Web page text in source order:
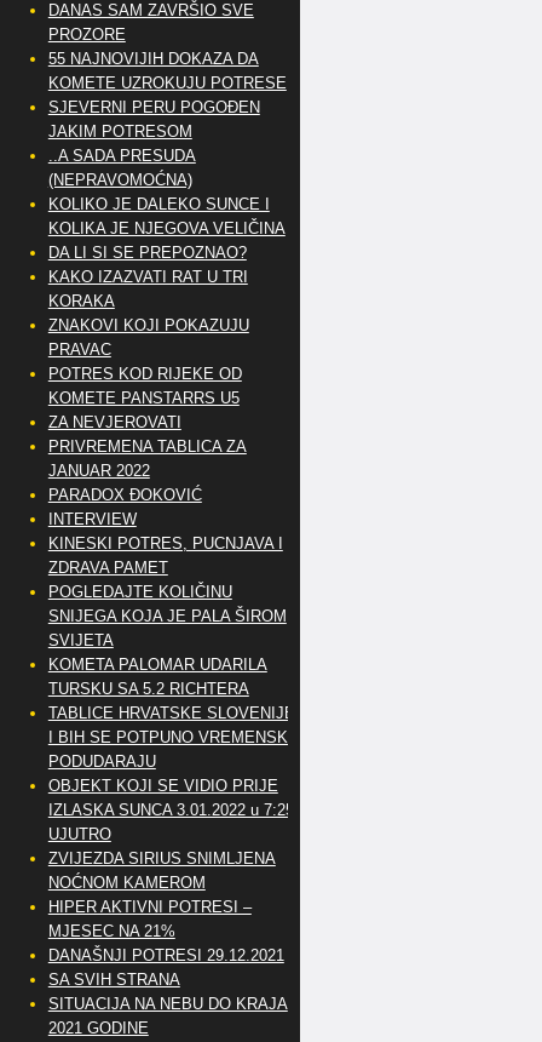
DANAS SAM ZAVRŠIO SVE
PROZORE
55 NAJNOVIJIH DOKAZA DA
KOMETE UZROKUJU POTRESE
SJEVERNI PERU POGOĐEN
JAKIM POTRESOM
..A SADA PRESUDA
(NEPRAVOMOĆNA)
KOLIKO JE DALEKO SUNCE I
KOLIKA JE NJEGOVA VELIČINA
DA LI SI SE PREPOZNAO?
KAKO IZAZVATI RAT U TRI
KORAKA
ZNAKOVI KOJI POKAZUJU
PRAVAC
POTRES KOD RIJEKE OD
KOMETE PANSTARRS U5
ZA NEVJEROVATI
PRIVREMENA TABLICA ZA
JANUAR 2022
PARADOX ĐOKOVIĆ
INTERVIEW
KINESKI POTRES, PUCNJAVA I
ZDRAVA PAMET
POGLEDAJTE KOLIČINU
SNIJEGA KOJA JE PALA ŠIROM
SVIJETA
KOMETA PALOMAR UDARILA
TURSKU SA 5.2 RICHTERA
TABLICE HRVATSKE SLOVENIJE
I BIH SE POTPUNO VREMENSKI
PODUDARAJU
OBJEKT KOJI SE VIDIO PRIJE
IZLASKA SUNCA 3.01.2022 u 7:25
UJUTRO
ZVIJEZDA SIRIUS SNIMLJENA
NOĆNOM KAMEROM
HIPER AKTIVNI POTRESI –
MJESEC NA 21%
DANAŠNJI POTRESI 29.12.2021
SA SVIH STRANA
SITUACIJA NA NEBU DO KRAJA
2021 GODINE